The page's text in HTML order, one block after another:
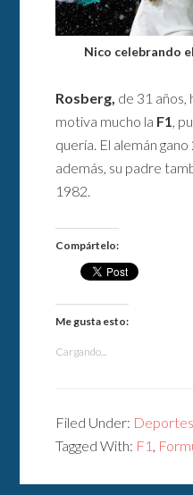
Nico celebrando
Rosberg, de 31 años,
motiva mucho la F1,
quería. El alemán
además, su padre
1982.
Compártelo:
Me gusta esto:
Cargando...
Filed Under: Deportes
Tagged With: F1 ,